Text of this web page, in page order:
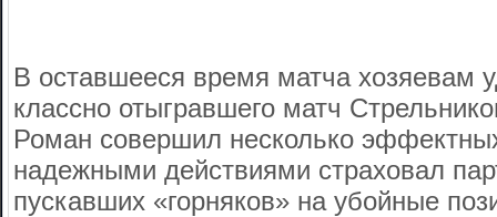
В оставшееся время матча хозяевам
классно отыгравшего матч
Роман совершил несколько
надежными действиями страховал
пускавших «горняков» на убойные